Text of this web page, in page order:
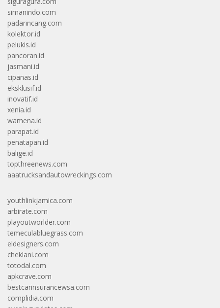
simanindo.com
padarincang.com
kolektor.id
pelukis.id
pancoran.id
jasmani.id
cipanas.id
eksklusif.id
inovatif.id
xenia.id
wamena.id
parapat.id
penatapan.id
balige.id
topthreenews.com
aaatrucksandautowreckings.com
youthlinkjamica.com
arbirate.com
playoutworlder.com
temeculabluegrass.com
eldesigners.com
cheklani.com
totodal.com
apkcrave.com
bestcarinsurancewsa.com
complidia.com